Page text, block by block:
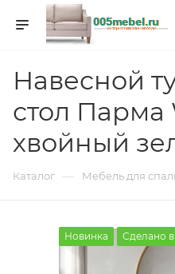
Навесной
стол Парма
хвойный
Каталог — Мебель для
Новинка Сделано